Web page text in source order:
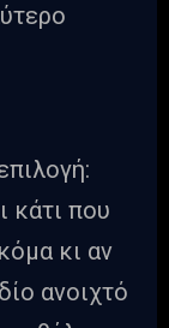
κάτι που
κι αν
ανοιχτό